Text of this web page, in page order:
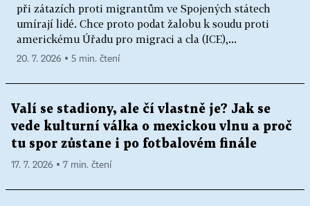
při zátazích proti migrantům ve Spojených státech
umírají lidé. Chce proto podat žalobu k soudu proti
americkému Úřadu pro migraci a cla (ICE),...
20. 7. 2026 ▪ 5 min. čtení
Valí se stadiony, ale čí vlastně je? Jak se
vede kulturní válka o mexickou vlnu a proč
tu spor zůstane i po fotbalovém finále
17. 7. 2026 ▪ 7 min. čtení